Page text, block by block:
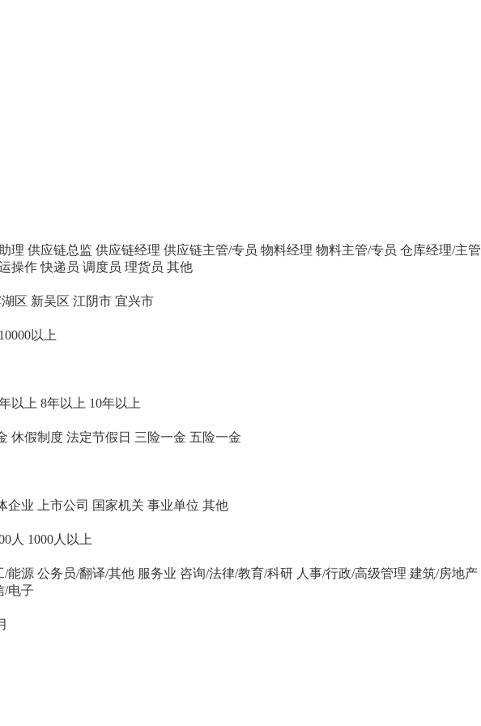
理 供应链总监 供应链经理 供应链主管/专员 物料经理 物料主管/专员 仓库经理/主管
操作 快递员 调度员 理货员 其他
区 新吴区 江阴市 宜兴市
10000以上
以上 8年以上 10年以上
休假制度 法定节假日 三险一金 五险一金
企业 上市公司 国家机关 事业单位 其他
人 1000人以上
/能源 公务员/翻译/其他 服务业 咨询/法律/教育/科研 人事/行政/高级管理 建筑/房地产
/电子